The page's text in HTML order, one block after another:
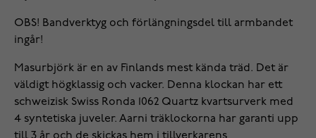
OBS! Bandverktyg och förlängningsdel till armbandet
ingår!
Masurbjörk är en av Finlands mest kända träd. Det är
väldigt högklassig och vacker. Denna klockan har ett
schweizisk Swiss Ronda 1062 Quartz kvartsurverk med
4 syntetiska juveler. Aarni träklockorna har garanti upp